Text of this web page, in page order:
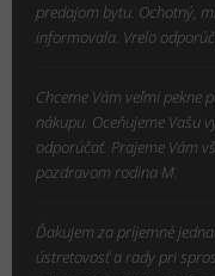
predajom bytu. Ochotný,
informovala. Vrelo
Chceme Vám veľmi pekne
nákupu. Oceňujeme Vašu
odporúčať. Prajeme Vám
pozdravom rodina M.
Ďakujem za príjemné
ústretovosť a rady pri